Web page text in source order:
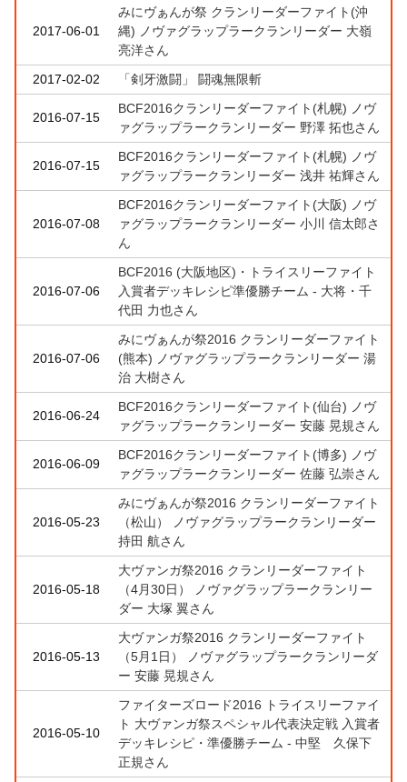
2017-06-01
みにヴぁんが祭 クランリーダーファイト(沖
縄) ノヴァグラップラークランリーダー 大嶺
亮洋さん
2017-02-02
「剣牙激闘」 闘魂無限斬
2016-07-15
BCF2016クランリーダーファイト(札幌) ノヴ
ァグラップラークランリーダー 野澤 拓也さん
2016-07-15
BCF2016クランリーダーファイト(札幌) ノヴ
ァグラップラークランリーダー 浅井 祐輝さん
2016-07-08
BCF2016クランリーダーファイト(大阪) ノヴ
ァグラップラークランリーダー 小川 信太郎さ
ん
2016-07-06
BCF2016 (大阪地区)・トライスリーファイト
入賞者デッキレシピ準優勝チーム - 大将・千
代田 力也さん
2016-07-06
みにヴぁんが祭2016 クランリーダーファイト
(熊本) ノヴァグラップラークランリーダー 湯
治 大樹さん
2016-06-24
BCF2016クランリーダーファイト(仙台) ノヴ
ァグラップラークランリーダー 安藤 晃規さん
2016-06-09
BCF2016クランリーダーファイト(博多) ノヴ
ァグラップラークランリーダー 佐藤 弘崇さん
2016-05-23
みにヴぁんが祭2016 クランリーダーファイト
（松山） ノヴァグラップラークランリーダー
持田 航さん
2016-05-18
大ヴァンガ祭2016 クランリーダーファイト
（4月30日） ノヴァグラップラークランリー
ダー 大塚 翼さん
2016-05-13
大ヴァンガ祭2016 クランリーダーファイト
（5月1日） ノヴァグラップラークランリーダ
ー 安藤 晃規さん
2016-05-10
ファイターズロード2016 トライスリーファイ
ト 大ヴァンガ祭スペシャル代表決定戦 入賞者
デッキレシピ・準優勝チーム - 中堅 久保下
正規さん